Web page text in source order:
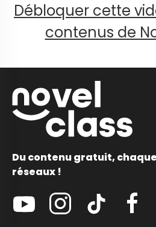
Débloquer cette
contenus de
Du contenu gratuit,
réseaux !